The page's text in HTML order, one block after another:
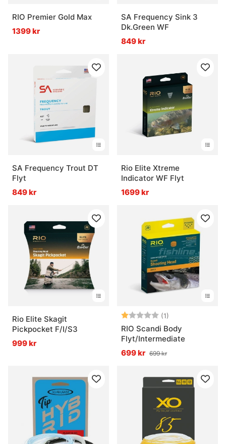
RIO Premier Gold Max
1399 kr
SA Frequency Sink 3
Dk.Green WF
849 kr
SA Frequency Trout DT
Flyt
849 kr
Rio Elite Xtreme
Indicator WF Flyt
1699 kr
Rio Elite Skagit
Pickpocket F/I/S3
999 kr
Betyg: (1)
RIO Scandi Body
Flyt/Intermediate
699 kr 699 kr